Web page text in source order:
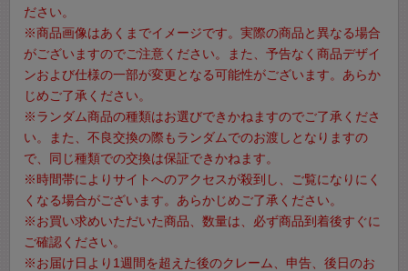
ださい。
※商品画像はあくまでイメージです。実際の商品と異なる場合
がございますのでご注意ください。また、予告なく商品デザイ
ンおよび仕様の一部が変更となる可能性がございます。あらか
じめご了承ください。
※ランダム商品の種類はお選びできかねますのでご了承くださ
い。また、不良交換の際もランダムでのお渡しとなりますの
で、同じ種類での交換は保証できかねます。
※時間帯によりサイトへのアクセスが殺到し、ご覧になりにく
くなる場合がございます。あらかじめご了承ください。
※お買い求めいただいた商品、数量は、必ず商品到着後すぐに
ご確認ください。
※お届け日より1週間を超えた後のクレーム、申告、後日のお